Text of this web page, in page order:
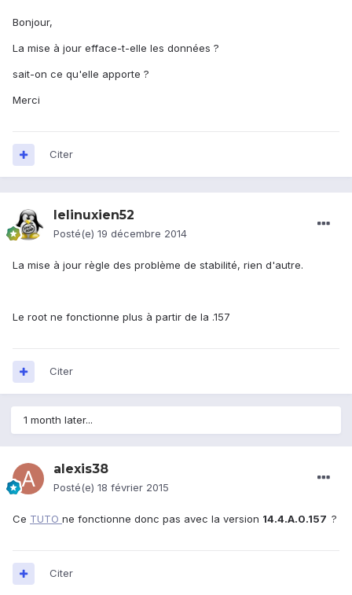
Bonjour,
La mise à jour efface-t-elle les données ?
sait-on ce qu'elle apporte ?
Merci
Citer
lelinuxien52
Posté(e) 19 décembre 2014
La mise à jour règle des problème de stabilité, rien d'autre.
Le root ne fonctionne plus à partir de la .157
Citer
1 month later...
alexis38
Posté(e) 18 février 2015
Ce TUTO ne fonctionne donc pas avec la version 14.4.A.0.157 ?
Citer